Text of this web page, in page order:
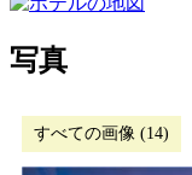
写真
すべての画像 (14)